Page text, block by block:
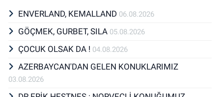
ENVERLAND, KEMALLAND 06.08.2026
GÖÇMEK, GURBET, SILA 05.08.2026
ÇOCUK OLSAK DA ! 04.08.2026
AZERBAYCAN'DAN GELEN KONUKLARIMIZ
03.08.2026